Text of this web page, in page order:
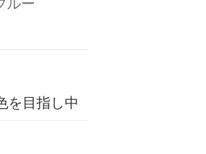
ルー
を目指し中